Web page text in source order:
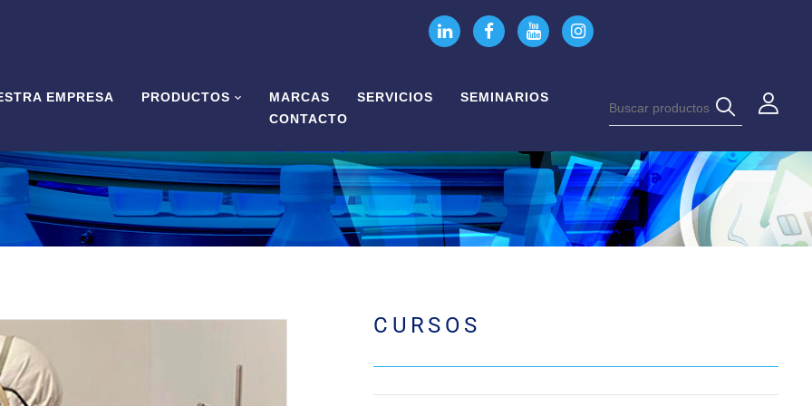
EMPRESA PRODUCTOS MARCAS SERVICIOS
SEMINARIOS
CONTACTO
CURSOS